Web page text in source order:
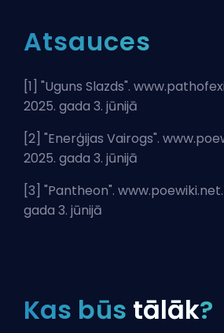
Atsauces
[1] "Uguns Slazds".
2025. gada 3. jūnijā
[2] "Enerģijas Vairogs".
2025. gada 3. jūnijā
[3] "Pantheon".
gada 3. jūnijā
Kas būs tālāk?